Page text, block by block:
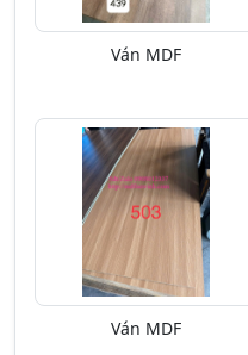
Ván MDF
Ván MDF